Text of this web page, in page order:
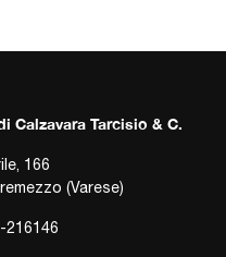
Calzavara Tarcisio & C.
166
(Varese)
216146